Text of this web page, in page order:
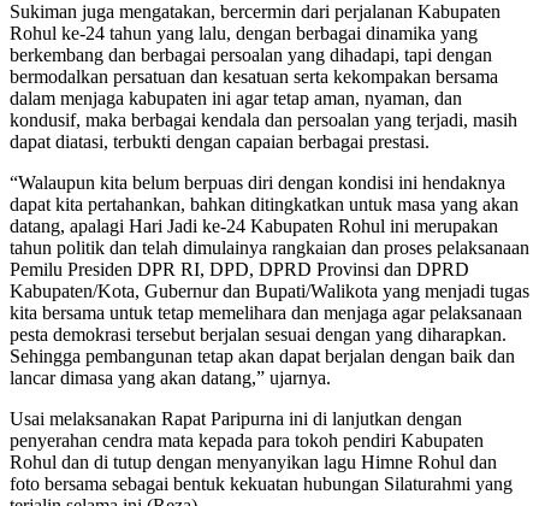
Sukiman juga mengatakan, bercermin dari perjalanan Kabupaten
Rohul ke-24 tahun yang lalu, dengan berbagai dinamika yang
berkembang dan berbagai persoalan yang dihadapi, tapi dengan
bermodalkan persatuan dan kesatuan serta kekompakan bersama
dalam menjaga kabupaten ini agar tetap aman, nyaman, dan
kondusif, maka berbagai kendala dan persoalan yang terjadi, masih
dapat diatasi, terbukti dengan capaian berbagai prestasi.
“Walaupun kita belum berpuas diri dengan kondisi ini hendaknya
dapat kita pertahankan, bahkan ditingkatkan untuk masa yang akan
datang, apalagi Hari Jadi ke-24 Kabupaten Rohul ini merupakan
tahun politik dan telah dimulainya rangkaian dan proses pelaksanaan
Pemilu Presiden DPR RI, DPD, DPRD Provinsi dan DPRD
Kabupaten/Kota, Gubernur dan Bupati/Walikota yang menjadi tugas
kita bersama untuk tetap memelihara dan menjaga agar pelaksanaan
pesta demokrasi tersebut berjalan sesuai dengan yang diharapkan.
Sehingga pembangunan tetap akan dapat berjalan dengan baik dan
lancar dimasa yang akan datang,” ujarnya.
Usai melaksanakan Rapat Paripurna ini di lanjutkan dengan
penyerahan cendra mata kepada para tokoh pendiri Kabupaten
Rohul dan di tutup dengan menyanyikan lagu Himne Rohul dan
foto bersama sebagai bentuk kekuatan hubungan Silaturahmi yang